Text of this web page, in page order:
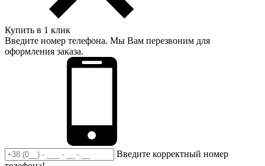
Купить в 1 клик
Введите номер телефона. Мы Вам перезвоним для
оформления заказа.
Введите корректный номер